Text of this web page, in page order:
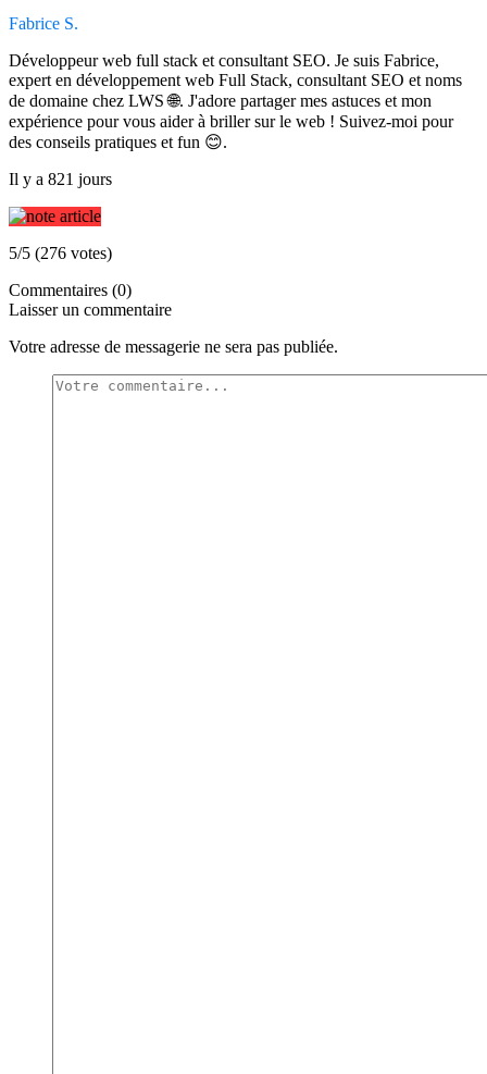
Fabrice S.
Développeur web full stack et consultant SEO. Je suis Fabrice,
expert en développement web Full Stack, consultant SEO et noms
de domaine chez LWS 🌐. J'adore partager mes astuces et mon
expérience pour vous aider à briller sur le web ! Suivez-moi pour
des conseils pratiques et fun 😊.
Il y a 821 jours
5/5 (276 votes)
Commentaires (0)
Laisser un commentaire
Votre adresse de messagerie ne sera pas publiée.